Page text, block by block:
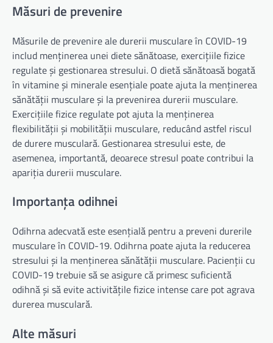
Măsuri de prevenire
Măsurile de prevenire ale durerii musculare în COVID-19
includ menținerea unei diete sănătoase, exercițiile fizice
regulate și gestionarea stresului. O dietă sănătoasă bogată
în vitamine și minerale esențiale poate ajuta la menținerea
sănătății musculare și la prevenirea durerii musculare.
Exercițiile fizice regulate pot ajuta la menținerea
flexibilității și mobilității musculare, reducând astfel riscul
de durere musculară. Gestionarea stresului este, de
asemenea, importantă, deoarece stresul poate contribui la
apariția durerii musculare.
Importanța odihnei
Odihrna adecvată este esențială pentru a preveni durerile
musculare în COVID-19. Odihrna poate ajuta la reducerea
stresului și la menținerea sănătății musculare. Pacienții cu
COVID-19 trebuie să se asigure că primesc suficientă
odihnă și să evite activitățile fizice intense care pot agrava
durerea musculară.
Alte măsuri